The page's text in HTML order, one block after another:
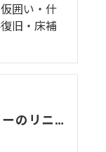
囲い・什
旧・床補
人気ベーカリーのリニューアル工事：迅速な内装解体で新たな店舗デザインへ